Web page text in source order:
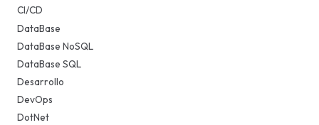
CI/CD
DataBase
DataBase NoSQL
DataBase SQL
Desarrollo
DevOps
DotNet